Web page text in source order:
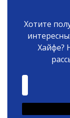
Хотите
Хайфе?